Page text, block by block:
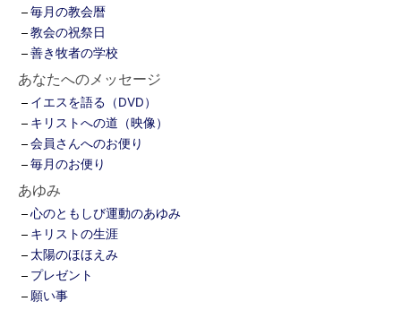
毎月の教会暦
教会の祝祭日
善き牧者の学校
あなたへのメッセージ
イエスを語る（DVD）
キリストへの道（映像）
会員さんへのお便り
毎月のお便り
あゆみ
心のともしび運動のあゆみ
キリストの生涯
太陽のほほえみ
プレゼント
願い事